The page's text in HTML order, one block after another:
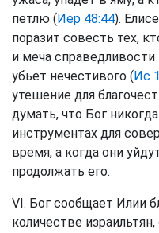
петлю (Иер 48:44).
поразит совесть тех,
и меча
убьет нечестивого (Ис
утешение для
думать, что Бог
инструментах для
время, а когда они
продолжать его.
VI. Бог сообщает Илии
количестве